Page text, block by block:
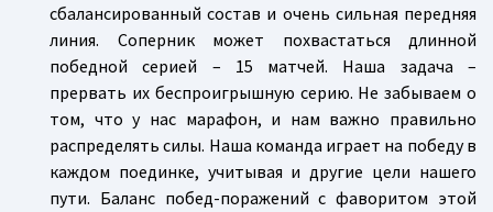
сбалансированный состав и очень сильная передняя
линия. Соперник может похвастаться длинной
победной серией – 15 матчей. Наша задача –
прервать их беспроигрышную серию. Не забываем о
том, что у нас марафон, и нам важно правильно
распределять силы. Наша команда играет на победу в
каждом поединке, учитывая и другие цели нашего
пути. Баланс побед-поражений с фаворитом этой